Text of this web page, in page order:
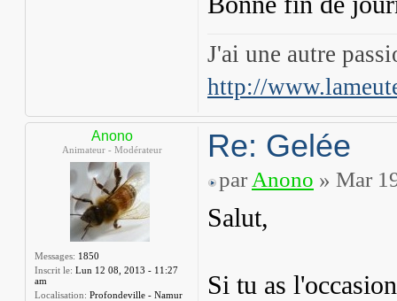
J'ai une autre
http://
Anono
Animateur - Modérateur
Messages: 1850
Inscrit le: Lun 12 08, 2013 - 11:27
am
Localisation: Profondeville - Namur
Re: Gelée
par Anono » Mar
Salut,
Si tu as